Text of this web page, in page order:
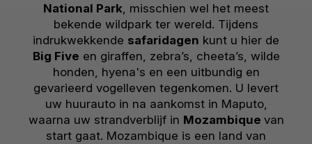
National Park, misschien wel het meest
bekende wildpark ter wereld. Tijdens
indrukwekkende safaridagen kunt u hier de
Big Five en giraffen, zebra’s, cheeta’s, wilde
honden, hyena's en een uitbundig en
gevarieerd vogelleven tegenkomen. U levert
uw huurauto in na aankomst in Maputo,
waarna uw strandverblijf in Mozambique van
start gaat. Mozambique is een land van